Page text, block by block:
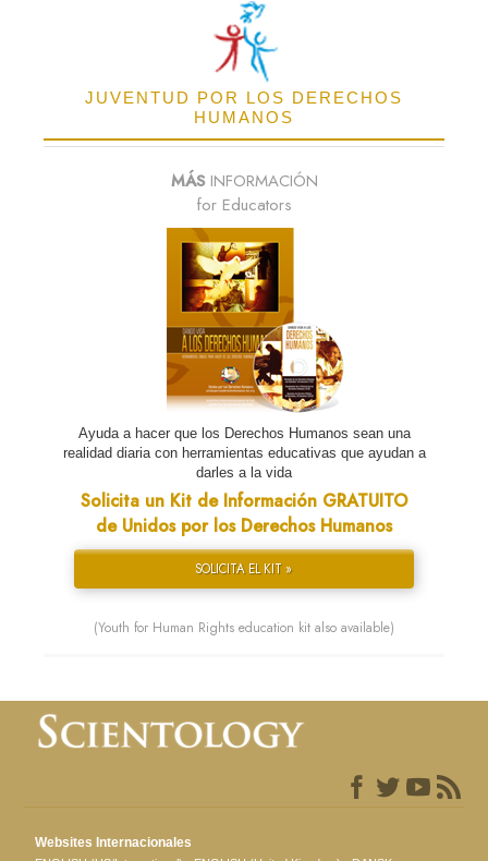
JUVENTUD POR LOS DERECHOS
HUMANOS
MÁSINFORMACIÓN
for Educators
Ayuda a hacer que los Derechos Humanos sean una
realidad diaria con herramientas educativas que ayudan a
darles a la vida
Solicita un Kit de Información GRATUITO
de Unidos por los Derechos Humanos
SOLICITA EL KIT »
(Youth for Human Rights education kit also available)
Websites Internacionales